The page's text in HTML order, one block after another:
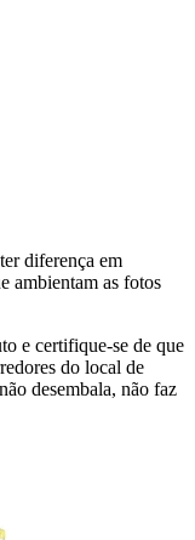
diferença em
ambientam as fotos
e certifique-se de que
do local de
desembala, não faz